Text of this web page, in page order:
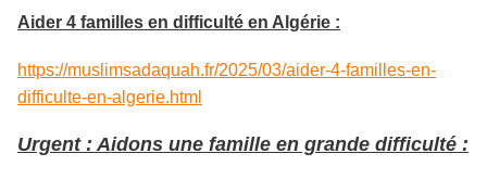
Aider 4 familles en difficulté en Algérie :
https://muslimsadaquah.fr/2025/03/aider-4-familles-en-
difficulte-en-algerie.html
Urgent : Aidons une famille en grande difficulté :